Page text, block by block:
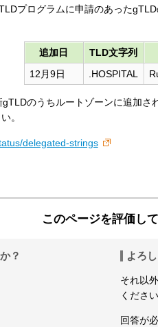
プログラムに申請のあった
追加日 TLD文字列
12月9日
.HOSPITAL
のうちルートゾーンに追加
。
delegated-strings
このページを評価し
？ よろ
それ以
ください
回答が